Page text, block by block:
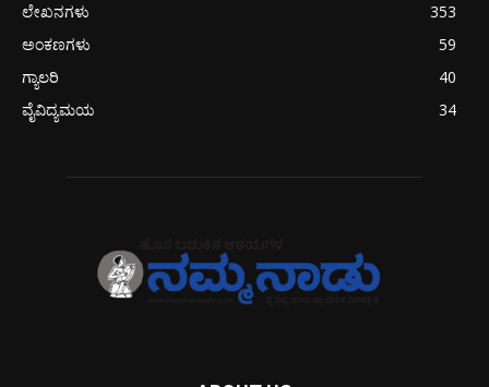
ಲೇಖನಗಳು
353
ಅಂಕಣಗಳು
59
ಗ್ಯಾಲರಿ
40
ವೈವಿದ್ಯಮಯ
34